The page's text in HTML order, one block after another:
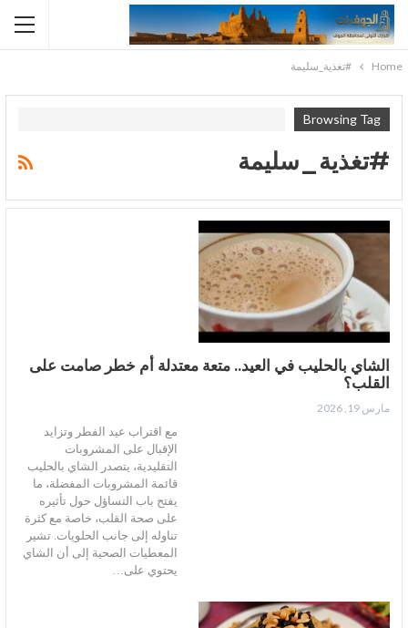
Home #تغذية_سليمة
Browsing Tag
#تغذية_سليمة
الشاي بالحليب في العيد.. متعة معتدلة أم خطر صامت على
القلب؟
مارس 19, 2026
مع اقتراب عيد الفطر وتزايد
الإقبال على المشروبات
التقليدية، يتصدر الشاي بالحليب
قائمة المشروبات المفضلة، ما
يفتح باب التساؤل حول تأثيره
على صحة القلب، خاصة مع كثرة
تناوله إلى جانب الحلويات. تشير
المعطيات الصحية إلى أن الشاي
يحتوي على…